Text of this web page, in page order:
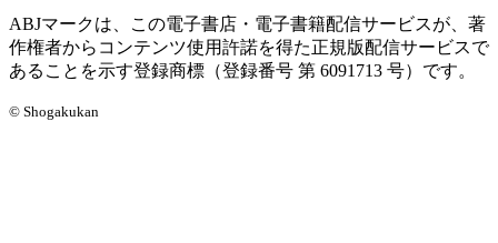
ABJマークは、この電子書店・電子書籍配信サービスが、著
作権者からコンテンツ使用許諾を得た正規版配信サービスで
あることを示す登録商標（登録番号 第 6091713 号）です。
© Shogakukan